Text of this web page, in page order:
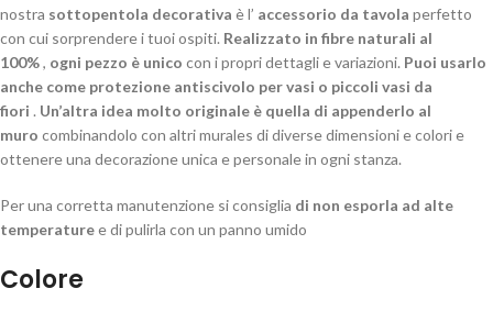
nostra sottopentola decorativa è l’ accessorio da tavola perfetto
con cui sorprendere i tuoi ospiti. Realizzato in fibre naturali al
100%, ogni pezzo è unico con i propri dettagli e variazioni. Puoi usarlo
anche come protezione antiscivolo per vasi o piccoli vasi da
fiori . Un’altra idea molto originale è quella di appenderlo al
muro combinandolo con altri murales di diverse dimensioni e colori e
ottenere una decorazione unica e personale in ogni stanza.
Per una corretta manutenzione si consiglia di non esporla ad alte
temperaturee di pulirla con un panno umido
Colore